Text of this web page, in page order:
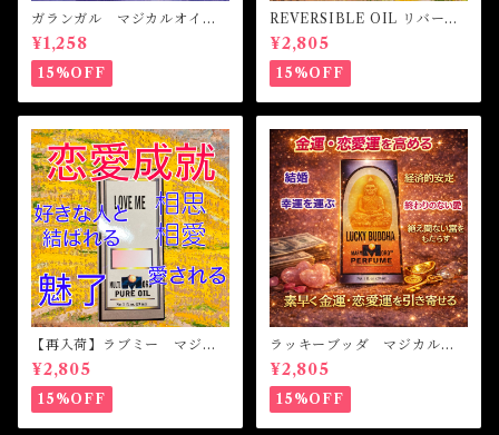
ガランガル マジカルオイ
ル・魔女オイル GALANGAL
Magical Oil
¥1,258
15%OFF
REVERSIBLE OIL リバーシ
ブルオイル 魔女オイル 白
魔術
¥2,805
15%OFF
【再入荷】ラブミー マジカ
ルオイル・魔女オイル Love
Me Magical Oil
¥2,805
15%OFF
ラッキーブッダ マジカルオ
イル・魔女オイル LUCKY
BUDDHA Magical Oil
¥2,805
15%OFF